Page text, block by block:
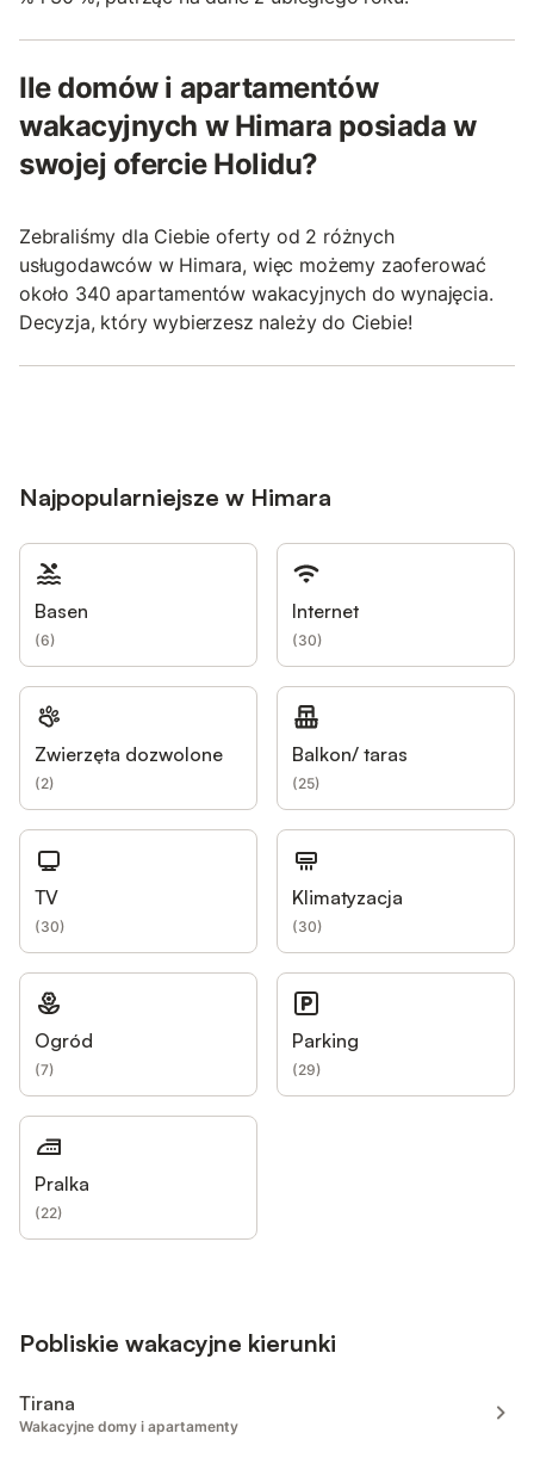
Ile domów i apartamentów
wakacyjnych w Himara posiada w
swojej ofercie Holidu?
Zebraliśmy dla Ciebie oferty od 2 różnych
usługodawców w Himara, więc możemy zaoferować
około 340 apartamentów wakacyjnych do wynajęcia.
Decyzja, który wybierzesz należy do Ciebie!
Najpopularniejsze w Himara
Basen
(6)
Internet
(30)
Zwierzęta dozwolone
(2)
Balkon/ taras
(25)
TV
(30)
Klimatyzacja
(30)
Ogród
(7)
Parking
(29)
Pralka
(22)
Pobliskie wakacyjne kierunki
Tirana
Wakacyjne domy i apartamenty